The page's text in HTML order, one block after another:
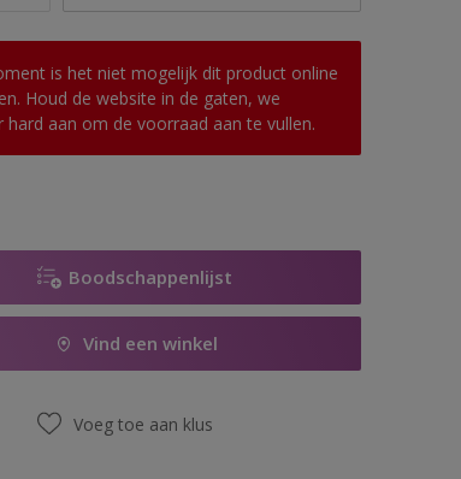
is het niet mogelijk dit product online
Houd de website in de gaten, we
hard aan om de voorraad aan te vullen.
Boodschappenlijst
Vind een winkel
Voeg toe aan klus